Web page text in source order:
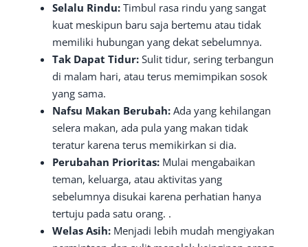
Selalu Rindu: Timbul rasa rindu yang sangat
kuat meskipun baru saja bertemu atau tidak
memiliki hubungan yang dekat sebelumnya.
Tak Dapat Tidur: Sulit tidur, sering terbangun
di malam hari, atau terus memimpikan sosok
yang sama.
Nafsu Makan Berubah: Ada yang kehilangan
selera makan, ada pula yang makan tidak
teratur karena terus memikirkan si dia.
Perubahan Prioritas: Mulai mengabaikan
teman, keluarga, atau aktivitas yang
sebelumnya disukai karena perhatian hanya
tertuju pada satu orang. .
Welas Asih: Menjadi lebih mudah mengiyakan